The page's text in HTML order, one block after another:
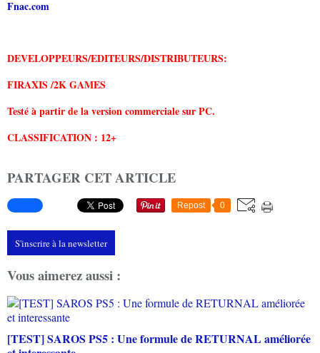
Fnac.com
DEVELOPPEURS/EDITEURS/DISTRIBUTEURS:
FIRAXIS /2K GAMES
Testé à partir de la version commerciale sur PC.
CLASSIFICATION : 12+
PARTAGER CET ARTICLE
Repost 0
S'inscrire à la newsletter
Vous aimerez aussi :
[TEST] SAROS PS5 : Une formule de RETURNAL améliorée